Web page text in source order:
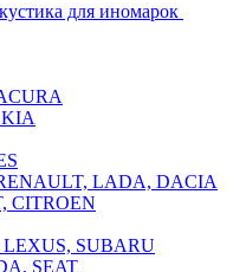
для иномарок
LADA, DACIA
CITROEN
SUBARU
SEAT